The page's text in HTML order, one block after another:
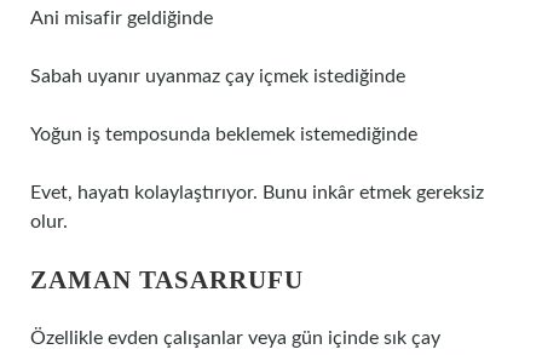
Ani misafir geldiğinde
Sabah uyanır uyanmaz çay içmek istediğinde
Yoğun iş temposunda beklemek istemediğinde
Evet, hayatı kolaylaştırıyor. Bunu inkâr etmek gereksiz
olur.
ZAMAN TASARRUFU
Özellikle evden çalışanlar veya gün içinde sık çay